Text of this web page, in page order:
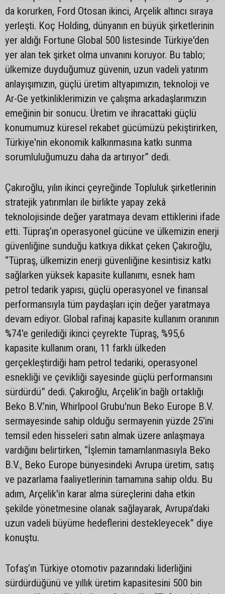
da korurken, Ford Otosan ikinci, Arçelik altıncı sıraya
yerleşti. Koç Holding, dünyanın en büyük şirketlerinin
yer aldığı Fortune Global 500 listesinde Türkiye'den
yer alan tek şirket olma unvanını koruyor. Bu tablo;
ülkemize duyduğumuz güvenin, uzun vadeli yatırım
anlayışımızın, güçlü üretim altyapımızın, teknoloji ve
Ar-Ge yetkinliklerimizin ve çalışma arkadaşlarımızın
emeğinin bir sonucu. Üretim ve ihracattaki güçlü
konumumuz küresel rekabet gücümüzü pekiştirirken,
Türkiye'nin ekonomik kalkınmasına katkı sunma
sorumluluğumuzu daha da artırıyor” dedi.
Çakıroğlu, yılın ikinci çeyreğinde Topluluk şirketlerinin
stratejik yatırımları ile birlikte yapay zekâ
teknolojisinde değer yaratmaya devam ettiklerini ifade
etti. Tüpraş’ın operasyonel gücüne ve ülkemizin enerji
güvenliğine sunduğu katkıya dikkat çeken Çakıroğlu,
“Tüpraş, ülkemizin enerji güvenliğine kesintisiz katkı
sağlarken yüksek kapasite kullanımı, esnek ham
petrol tedarik yapısı, güçlü operasyonel ve finansal
performansıyla tüm paydaşları için değer yaratmaya
devam ediyor. Global rafinaj kapasite kullanım oranının
%74'e gerilediği ikinci çeyrekte Tüpraş, %95,6
kapasite kullanım oranı, 11 farklı ülkeden
gerçekleştirdiği ham petrol tedariki, operasyonel
esnekliği ve çevikliği sayesinde güçlü performansını
sürdürdü” dedi. Çakıroğlu, Arçelik’in bağlı ortaklığı
Beko B.V.’nin, Whirlpool Grubu'nun Beko Europe B.V.
sermayesinde sahip olduğu sermayenin yüzde 25'ini
temsil eden hisseleri satın almak üzere anlaşmaya
vardığını belirtirken, “İşlemin tamamlanmasıyla Beko
B.V., Beko Europe bünyesindeki Avrupa üretim, satış
ve pazarlama faaliyetlerinin tamamına sahip oldu. Bu
adım, Arçelik'in karar alma süreçlerini daha etkin
şekilde yönetmesine olanak sağlayarak, Avrupa’daki
uzun vadeli büyüme hedeflerini destekleyecek” diye
konuştu.
Tofaş’ın Türkiye otomotiv pazarındaki liderliğini
sürdürdüğünü ve yıllık üretim kapasitesini 500 bin